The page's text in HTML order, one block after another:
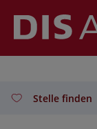
Stelle finden